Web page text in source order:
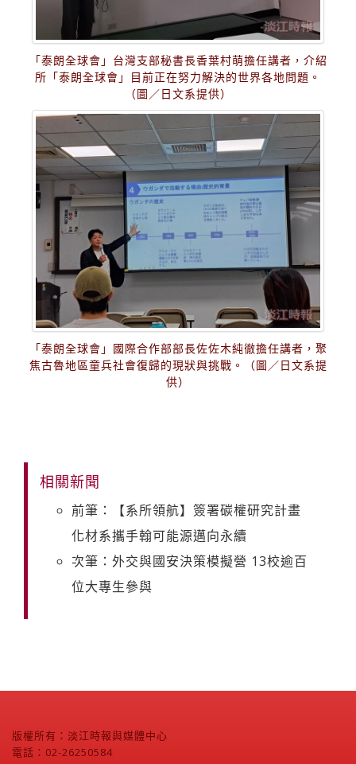
「泰朗全球會」台灣支部秘書長香葉村萌擔任講者，介紹
所「泰朗全球會」目前正在努力解決的世界各地問題。
（圖／日文系提供）
「泰朗全球會」國際合作部部長佐佐木純徹擔任講者，聚
焦古魯地區童兵社會復歸的現狀與挑戰。（圖／日文系提
供）
相關新聞
前筆：【系所領航】簽署碳權研究計畫
化材系攜手翰可能源邁向永續
次筆：外交與國安決策模擬營 13校逾百
位大專生參與
版權所有：淡江時報與媒體中心
電話：02-26250584